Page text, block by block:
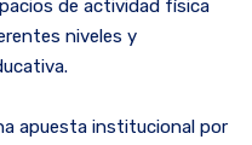
de actividad física
niveles y
apuesta institucional por